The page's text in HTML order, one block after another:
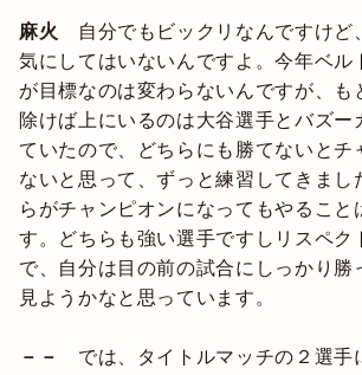
麻火 自分でもビックリなんですけど
気にしてはいないんですよ。今年ベル
が目標なのは変わらないんですが、も
除けば上にいるのは大谷選手とバズー
ていたので、どちらにも勝てないとチ
ないと思って、ずっと練習してきまし
らがチャンピオンになってもやること
す。どちらも強い選手ですしリスペク
で、自分は目の前の試合にしっかり勝
見ようかなと思っています。
－－ では、タイトルマッチの２選手